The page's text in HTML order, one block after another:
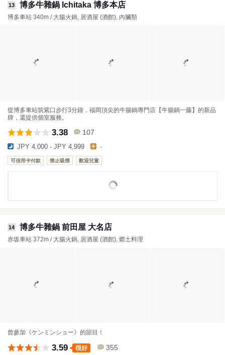
13 博多牛雜鍋 Ichitaka 博多本店
博多車站 340m / 大腸火鍋, 居酒屋 (酒館), 內臟類
從博多車站筑紫口步行3分鐘，福岡頂尖的牛腸鍋專門店【牛腸鍋一藤】的新品
牌，還提供個室服務。
3.38 107
JPY 4,000 - JPY 4,999 -
可信用卡付款 禁止吸煙 歡迎兒童
14 博多牛雜鍋 前田屋 大名店
赤坂車站 372m / 大腸火鍋, 居酒屋 (酒館), 郷土料理
曾參加《ケンミンショー》的節目！
3.59 很好 355